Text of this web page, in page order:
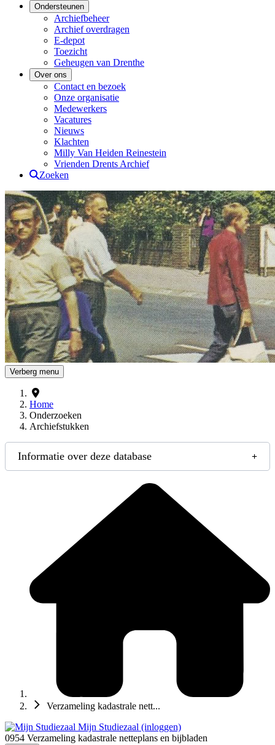
Ondersteunen
Archiefbeheer
Archief overdragen
E-depot
Toezicht
Geheugen van Drenthe
Over ons
Contact en bezoek
Onze organisatie
Medewerkers
Vacatures
Nieuws
Klachten
Milly Van Heiden Reinestein
Vrienden Drents Archief
Zoeken
Drents Archief
Verberg menu
Home
Onderzoeken
Archiefstukken
Informatie over deze database
Verzameling kadastrale nett...
Mijn Studiezaal (inloggen)
0954 Verzameling kadastrale netteplans en bijbladen